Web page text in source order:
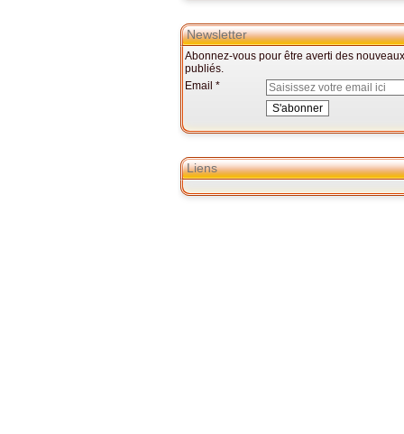
Newsletter
Abonnez-vous pour être averti des
publiés.
Email
Liens